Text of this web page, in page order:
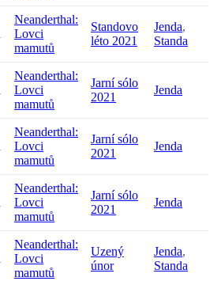
Neanderthal:
Lovci
mamutů
Standovo
léto 2021
Jenda,
Standa
Neanderthal:
Lovci
mamutů
Jarní sólo
2021
Jenda
Neanderthal:
Lovci
mamutů
Jarní sólo
2021
Jenda
Neanderthal:
Lovci
mamutů
Jarní sólo
2021
Jenda
Neanderthal:
Lovci
mamutů
Uzený
únor
Jenda,
Standa